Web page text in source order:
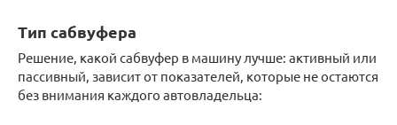
Тип сабвуфера
Решение, какой сабвуфер в машину лучше: активный или
пассивный, зависит от показателей, которые не остаются
без внимания каждого автовладельца: